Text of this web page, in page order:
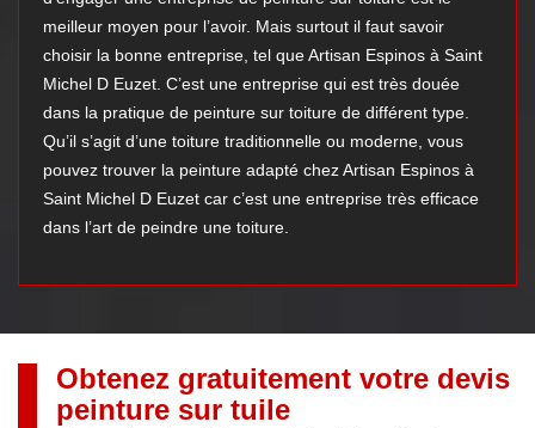
meilleur moyen pour l’avoir. Mais surtout il faut savoir
choisir la bonne entreprise, tel que Artisan Espinos à Saint
Michel D Euzet. C’est une entreprise qui est très douée
dans la pratique de peinture sur toiture de différent type.
Qu’il s’agit d’une toiture traditionnelle ou moderne, vous
pouvez trouver la peinture adapté chez Artisan Espinos à
Saint Michel D Euzet car c’est une entreprise très efficace
dans l’art de peindre une toiture.
Obtenez gratuitement votre devis
peinture sur tuile